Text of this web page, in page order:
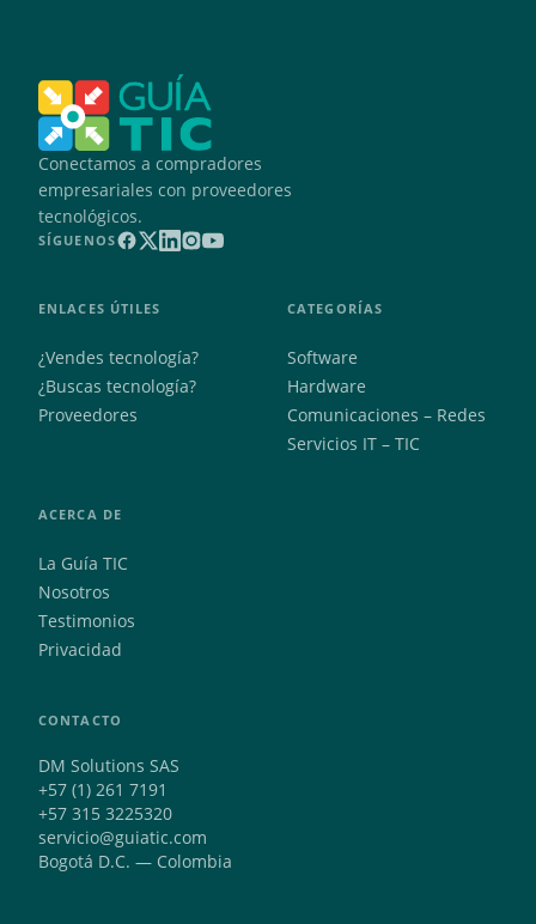
Conectamos a compradores
empresariales con proveedores
tecnológicos.
SÍGUENOS
ENLACES ÚTILES
¿Vendes tecnología?
¿Buscas tecnología?
Proveedores
CATEGORÍAS
Software
Hardware
Comunicaciones – Redes
Servicios IT – TIC
ACERCA DE
La Guía TIC
Nosotros
Testimonios
Privacidad
CONTACTO
DM Solutions SAS
+57 (1) 261 7191
+57 315 3225320
servicio@guiatic.com
Bogotá D.C. — Colombia